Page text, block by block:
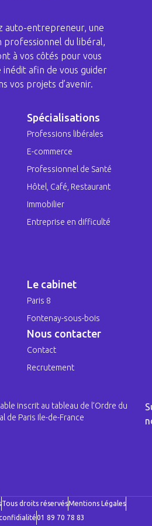
auto-entrepreneur, une
professionnel du libéral,
à vos côtés pour vous
afin de vous guider
vos projets d’avenir.
Spécialisations
Professions libérales
E-commerce
Professionnel de Santé
Hôtel, Café, Restaurant
Immobilier
Entreprise en difficulté
Le cabinet
Paris 8
Fontenay-sous-bois
Nous contacter
Contact
Recrutement
inscrit au tableau de l’Ordre du
de Paris Ile-de-France
Tous droits réservésMentions Légales
01 89 70 78 83